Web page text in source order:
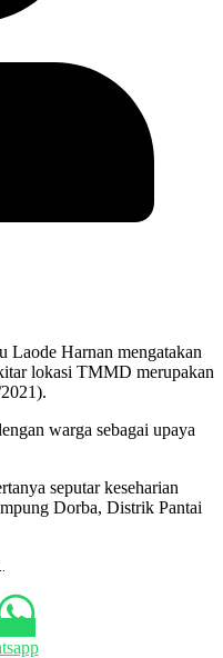
Laode Harnan mengatakan
lokasi TMMD merupakan
warga sebagai upaya
seputar keseharian
Dorba, Distrik Pantai